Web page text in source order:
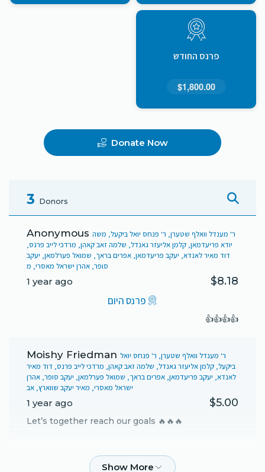
פרנס החודש
$1,800.00
Donate Now
3 Donors
Anonymous ר' מענדל וואלף שטערן, ר' פנחס יואל ביקעל, משה
יודא פריעדמאן, קלמן אליעזר גאנדל, שלמה זאב קאהן, מרדכי לייב פרנס,
דוד מאיר לאנדא, יעקב פריעדמאן, אפרים בראך, שמואל פערלמאן, יעקב
סופר, אהרן ישראל מאסרי, מ
1 year ago
$8.18
פרנס היום
👍👍👍👍
Moishy Friedman ר' מענדל וואלף שטערן, ר' פנחס יואל
ביקעל, קלמן אליעזר גאנדל, שלמה זאב קאהן, מרדכי לייב פרנס, דוד מאיר
לאנדא, יעקב פריעדמאן, אפרים בראך, שמואל פערלמאן, יעקב סופר, אהרן
ישראל מאסרי, מאיר יעקב שווארץ, אב
1 year ago $5.00
Let’s together reach our goals 🔥🔥🔥
Anonymousר' מענדל וואלף שטערן